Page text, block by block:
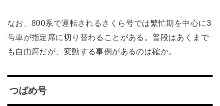
なお、800系で運転されるさくら号では繁忙期を中心に3
号車が指定席に切り替わることがある。普段はあくまで
も自由席だが、変動する事例があるのは確か。
つばめ号